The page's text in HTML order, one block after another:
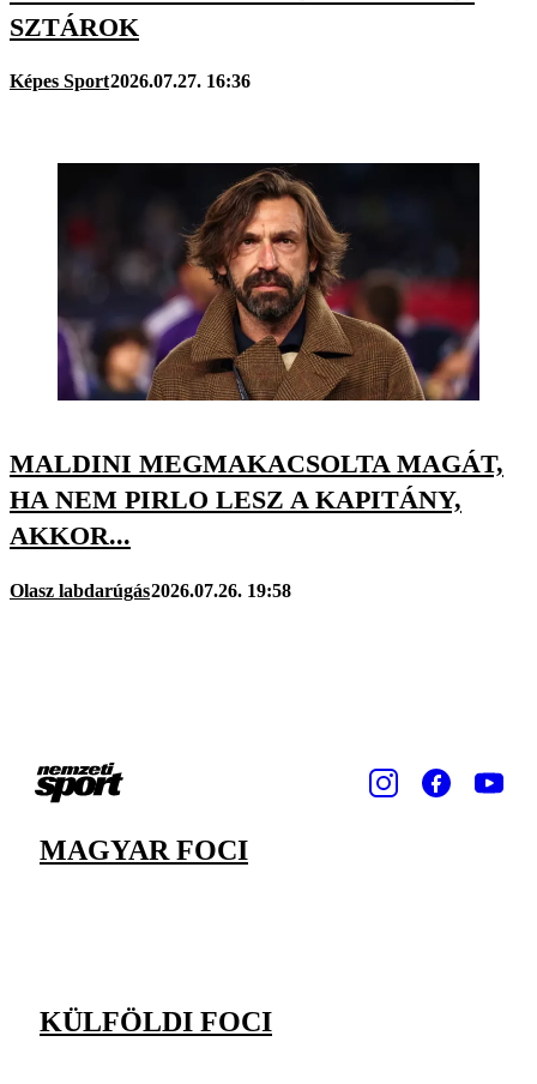
SZTÁROK
Képes Sport2026.07.27. 16:36
MALDINI MEGMAKACSOLTA MAGÁT,
HA NEM PIRLO LESZ A KAPITÁNY,
AKKOR...
Olasz labdarúgás2026.07.26. 19:58
MAGYAR FOCI
KÜLFÖLDI FOCI